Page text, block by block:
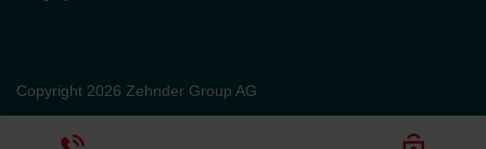
Copyright 2026 Zehnder Group AG